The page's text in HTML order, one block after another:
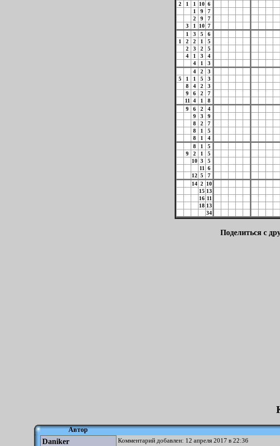
2
1 1 10 6
1
9
7
2
9
7
3
1 10 7
1
3 5
6
1
2 2 1
5
2
3 2
5
4
1 3
4
4
1
3
4
2
3
5
1 1 5
3
8
4 2
3
9
6 2
7
11
4 1
8
9
6 2
4
9
3
9
8
2
7
8
1
5
8
1
4
8
1
5
9
2 1
5
10 3
5
11
6
12 5
7
14 2
10
15 13
16 11
18 13
34
Поделиться с
Автор
Daniker Комментарий добавлен: 12 апреля 2017 в 22:36